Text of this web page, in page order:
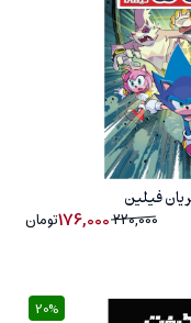
220,000
176,000تومان
20%